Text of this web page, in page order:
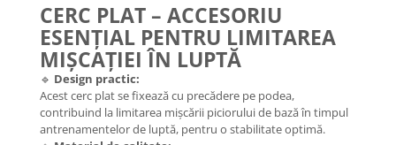
CERC PLAT – ACCESORIU
ESENȚIAL PENTRU LIMITAREA
MIȘCAȚIEI ÎN LUPTĂ
🔹 Design practic:
Acest cerc plat se fixează cu precădere pe podea,
contribuind la limitarea mișcării piciorului de bază în timpul
antrenamentelor de luptă, pentru o stabilitate optimă.